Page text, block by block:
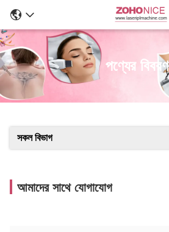
পণ্যের বিবরণ
সকল বিভাগ
আমাদের সাথে যোগাযোগ